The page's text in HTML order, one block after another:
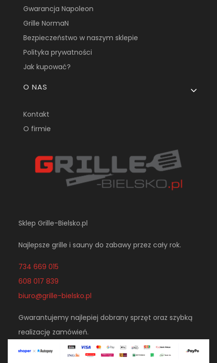
Gwarancja Napoleon
Grille NormaN
Bezpieczeństwo w naszym sklepie
Polityka prywatności
Jak kupować?
O NAS
Kontakt
O firmie
Sklep Grille-Bielsko.pl
Najlepsze grille i sauny do zabawy przez cały rok.
734 669 015
608 017 839
biuro@grille-bielsko.pl
Gwarantujemy najlepiej dobrany sprzęt oraz szybką
realizację zamówień.